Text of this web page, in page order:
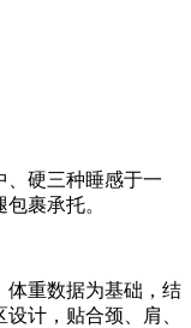
、硬三种睡感于一
裹承托。
体重数据为基础，结
计，贴合颈、肩、